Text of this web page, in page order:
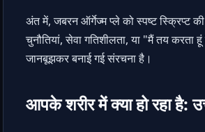
अंत में, जबरन ऑर्गेज्म प्ले को स्पष्ट स्क्रिप्ट
चुनौतियां, सेवा गतिशीलता, या "मैं तय
जानबूझकर बनाई गई संरचना है।
आपके शरीर में क्या हो रहा है: